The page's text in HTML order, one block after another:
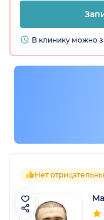
В клинику можно
Нет